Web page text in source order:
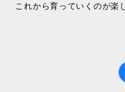
これから育っていくのが楽